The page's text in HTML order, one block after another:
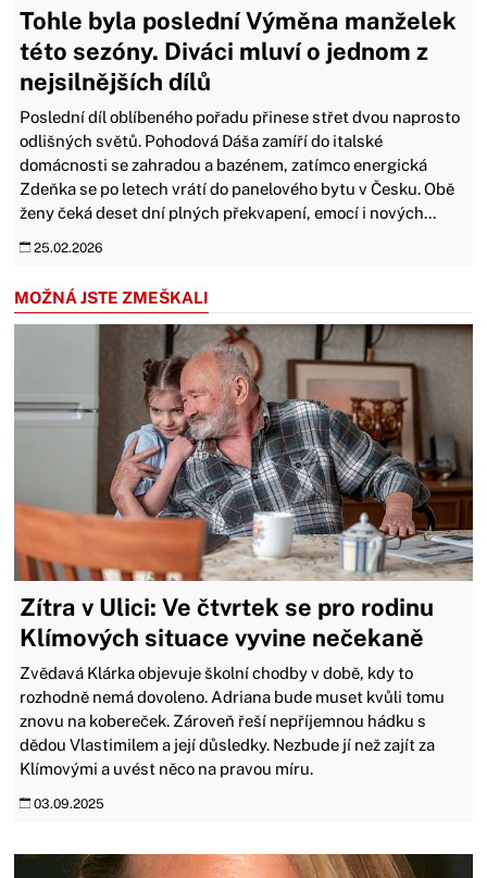
Tohle byla poslední Výměna manželek
této sezóny. Diváci mluví o jednom z
nejsilnějších dílů
Poslední díl oblíbeného pořadu přinese střet dvou naprosto
odlišných světů. Pohodová Dáša zamíří do italské
domácnosti se zahradou a bazénem, zatímco energická
Zdeňka se po letech vrátí do panelového bytu v Česku. Obě
ženy čeká deset dní plných překvapení, emocí i nových...
25.02.2026
MOŽNÁ JSTE ZMEŠKALI
Zítra v Ulici: Ve čtvrtek se pro rodinu
Klímových situace vyvine nečekaně
Zvědavá Klárka objevuje školní chodby v době, kdy to
rozhodně nemá dovoleno. Adriana bude muset kvůli tomu
znovu na kobereček. Zároveň řeší nepříjemnou hádku s
dědou Vlastimilem a její důsledky. Nezbude jí než zajít za
Klímovými a uvést něco na pravou míru.
03.09.2025